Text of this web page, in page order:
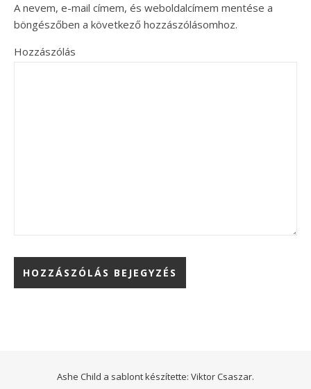
A nevem, e-mail címem, és weboldalcímem mentése a
böngészőben a következő hozzászólásomhoz.
Hozzászólás
Ashe Child a sablont készítette: Viktor Csaszar.